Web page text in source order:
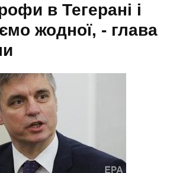
в Тегерані і
жодної, - глава